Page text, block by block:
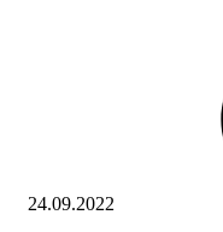
24.09.2022